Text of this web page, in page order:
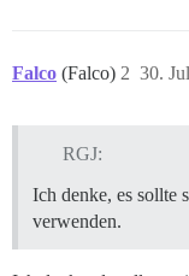
Falco (Falco) 30.
2
RGJ:
Ich denke, es sollte
verwenden.